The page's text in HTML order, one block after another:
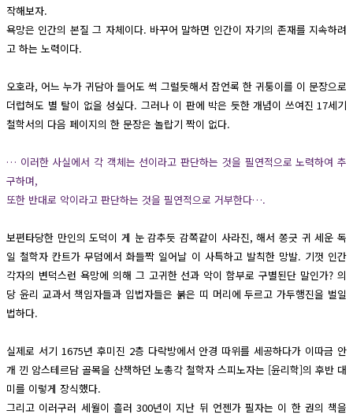
작해보자.
욕망은 인간의 본질 그 자체이다. 바꾸어 말하면 인간이 자기의 존재를 지속하려
고 하는 노력이다.
오호라, 어느 누가 귀담아 들어도 썩 그럴듯해서 잠언록 한 귀퉁이를 이 문장으로
더럽혀도 별 탈이 없을 성싶다. 그러나 이 판에 박은 듯한 개념이 쓰여진 17세기
철학서의 다음 페이지의 한 문장은 놀랍기 짝이 없다.
… 이러한 사실에서 각 객체는 선이라고 판단하는 것을 필연적으로 노력하여 추
구하며,
또한 반대로 악이라고 판단하는 것을 필연적으로 거부한다….
보편타당한 만인의 도덕이 게 눈 감추듯 감쪽같이 사라진, 해서 쫑긋 귀 세운 독
일 철학자 칸트가 무덤에서 화들짝 일어날 이 사특하고 발칙한 망발. 기껏 인간
각자의 변덕스런 욕망에 의해 그 고귀한 선과 악이 함부로 구별된단 말인가? 의
당 윤리 교과서 책임자들과 입법자들은 붉은 띠 머리에 두르고 가두행진을 벌일
법하다.
실제로 서기 1675년 후미진 2층 다락방에서 안경 따위를 세공하다가 이따금 안
개 낀 암스테르담 골목을 산책하던 노총각 철학자 스피노자는 [윤리학]의 후반 대
미를 이렇게 장식했다.
그리고 이러구러 세월이 흘러 300년이 지난 뒤 언젠가 필자는 이 한 권의 책을